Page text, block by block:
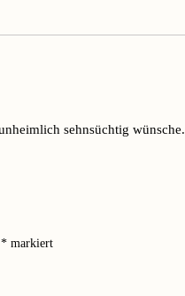
sehnsüchtig wünsche.
* markiert